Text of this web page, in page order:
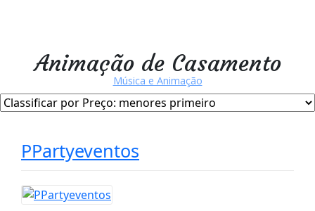
Animação de Casamento
Música e Animação
PPartyeventos